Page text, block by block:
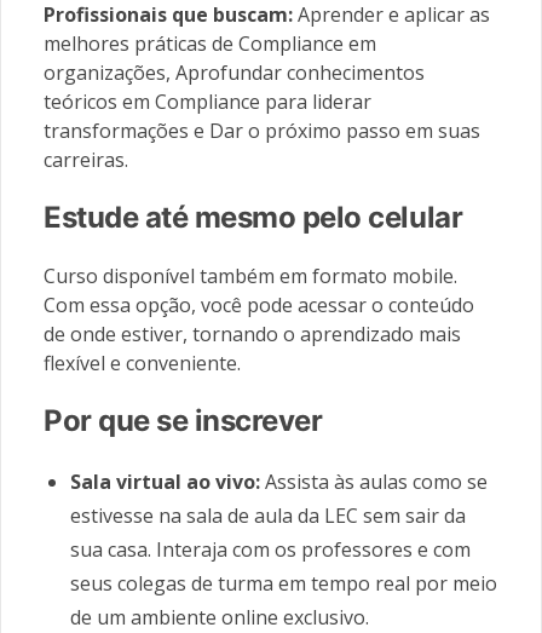
Profissionais que buscam:Aprender e aplicar as
melhores práticas de Compliance em
organizações, Aprofundar conhecimentos
teóricos em Compliance para liderar
transformações e Dar o próximo passo em suas
carreiras.
Estude até mesmo pelo celular
Curso disponível também em formato mobile.
Com essa opção, você pode acessar o conteúdo
de onde estiver, tornando o aprendizado mais
flexível e conveniente.
Por que se inscrever
Sala virtual ao vivo:Assista às aulas como se
estivesse na sala de aula da LEC sem sair da
sua casa. Interaja com os professores e com
seus colegas de turma em tempo real por meio
de um ambiente online exclusivo.